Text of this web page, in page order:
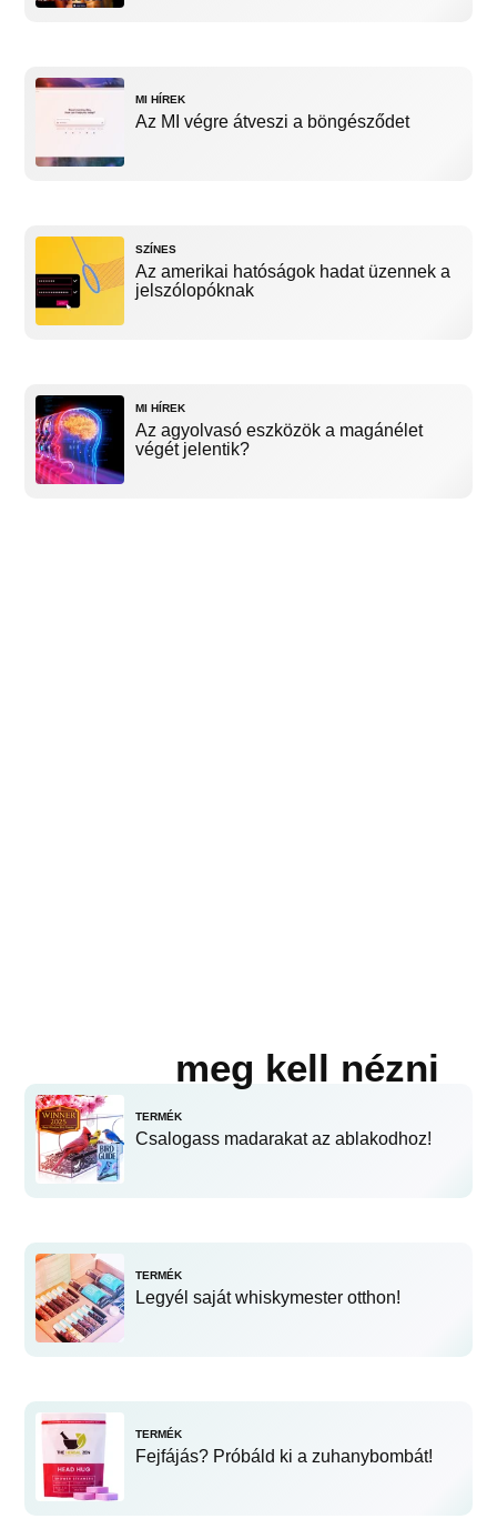
MI HÍREK
Az MI végre átveszi a böngésződet
SZÍNES
Az amerikai hatóságok hadat üzennek a
jelszólopóknak
MI HÍREK
Az agyolvasó eszközök a magánélet
végét jelentik?
meg kell nézni
TERMÉK
Csalogass madarakat az ablakodhoz!
TERMÉK
Legyél saját whiskymester otthon!
TERMÉK
Fejfájás? Próbáld ki a zuhanybombát!